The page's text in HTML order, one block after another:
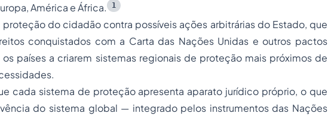
América e África.
1
do cidadão contra possíveis ações arbitrárias do Estado, que
conquistados com a Carta das Nações Unidas e outros pactos
os países a criarem sistemas regionais de proteção mais próximos de
cada sistema de proteção apresenta aparato jurídico próprio, o que
do sistema global — integrado pelos instrumentos das Nações